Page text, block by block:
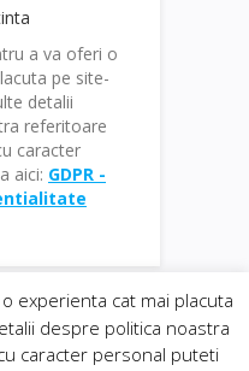
a va oferi o
pe site-
detalii
referitoare
caracter
aici: GDPR -
deDowMedia|
experienta cat mai placuta
despre politica noastra
caracter personal puteti